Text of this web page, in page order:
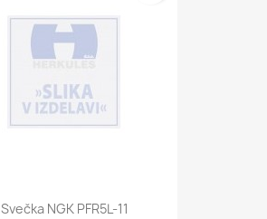
Svečka NGK PFR5L-11